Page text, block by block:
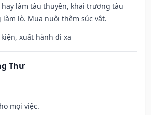
làm tàu thuyền, khai trương tàu
lò. Mua nuôi thêm súc vật.
xuất hành đi xa
Thư
mọi việc.